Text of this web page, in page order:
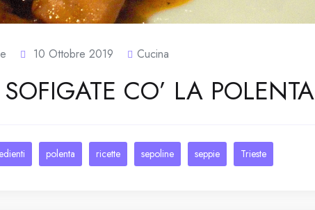
10 Ottobre 2019 Cucina
SOFIGATE CO’ LA POLENTA
polenta ricette sepoline seppie Trieste